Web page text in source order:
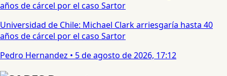
Universidad de Chile: Michael Clark arriesgaría hasta 40
años de cárcel por el caso Sartor
Pedro Hernandez • 5 de agosto de 2026, 17:12